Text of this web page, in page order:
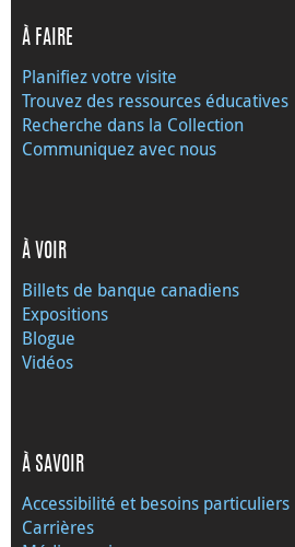
À FAIRE
Planifiez votre visite
Trouvez des ressources éducatives
Recherche dans la Collection
Communiquez avec nous
À VOIR
Billets de banque canadiens
Expositions
Blogue
Vidéos
À SAVOIR
Accessibilité et besoins particuliers
Carrières